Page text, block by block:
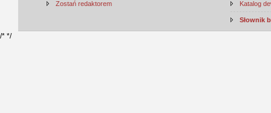
Zostań redaktorem Katalog
Słownik
/* */